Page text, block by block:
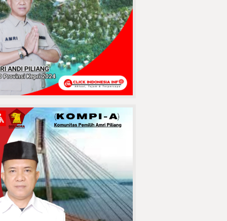
Terekam CCTV!
Pengurus Masjid
Alzayn 1
Tembilahan Kasih
Ultimatum
Sendal, Kasihan Kalau
Sampai Ke Sel
MENGANGA DI
JABATA! Lubang
Jembatan Batang
Tuaka Sambar
Korban Berikutnya
Siapa?
Penuh Haru,
Keluarga Besar
KUA Tembilahan
Hulu Lepas